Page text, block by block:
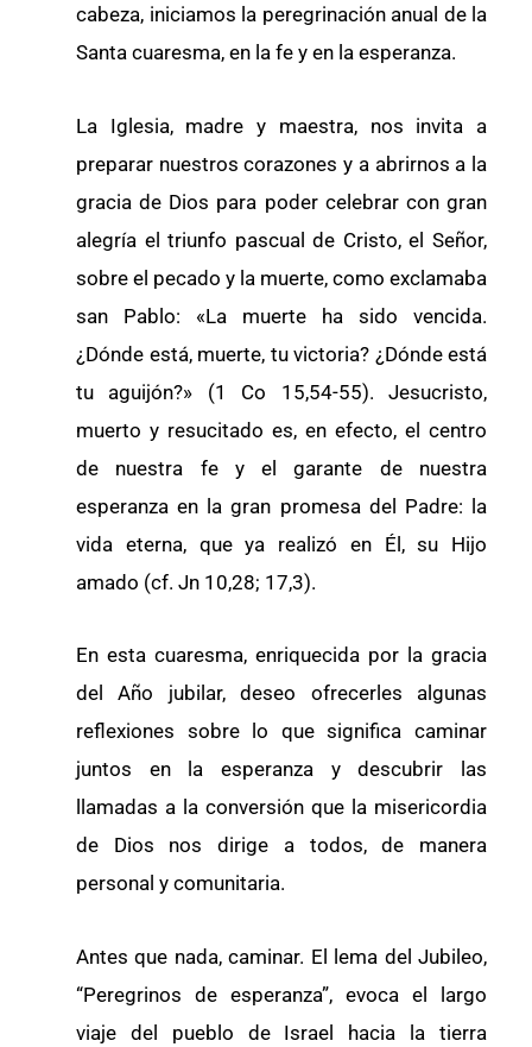
cabeza, iniciamos la peregrinación anual de la
Santa cuaresma, en la fe y en la esperanza.
La Iglesia, madre y maestra, nos invita a
preparar nuestros corazones y a abrirnos a la
gracia de Dios para poder celebrar con gran
alegría el triunfo pascual de Cristo, el Señor,
sobre el pecado y la muerte, como exclamaba
san Pablo: «La muerte ha sido vencida.
¿Dónde está, muerte, tu victoria? ¿Dónde está
tu aguijón?» (1 Co 15,54-55). Jesucristo,
muerto y resucitado es, en efecto, el centro
de nuestra fe y el garante de nuestra
esperanza en la gran promesa del Padre: la
vida eterna, que ya realizó en Él, su Hijo
amado (cf. Jn 10,28; 17,3).
En esta cuaresma, enriquecida por la gracia
del Año jubilar, deseo ofrecerles algunas
reflexiones sobre lo que significa caminar
juntos en la esperanza y descubrir las
llamadas a la conversión que la misericordia
de Dios nos dirige a todos, de manera
personal y comunitaria.
Antes que nada, caminar. El lema del Jubileo,
“Peregrinos de esperanza”, evoca el largo
viaje del pueblo de Israel hacia la tierra